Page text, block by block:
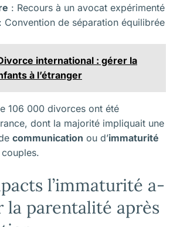
: Recours à un avocat expérimenté
: Convention de séparation équilibrée
international : gérer la
à l’étranger
106 000 divorces ont été
dont la majorité impliquait une
communication ou d’immaturité
l’immaturité a-
parentalité après